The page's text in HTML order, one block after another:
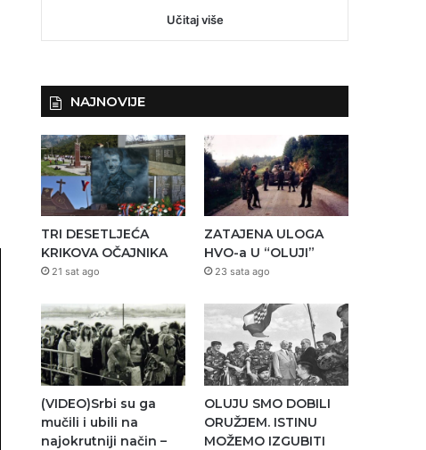
Učitaj više
NAJNOVIJE
TRI DESETLJEĆA
KRIKOVA OČAJNIKA
21 sat ago
ZATAJENA ULOGA
HVO-a U “OLUJI”
23 sata ago
(VIDEO)Srbi su ga
mučili i ubili na
najokrutniji način –
OLUJU SMO DOBILI
ORUŽJEM. ISTINU
MOŽEMO IZGUBITI